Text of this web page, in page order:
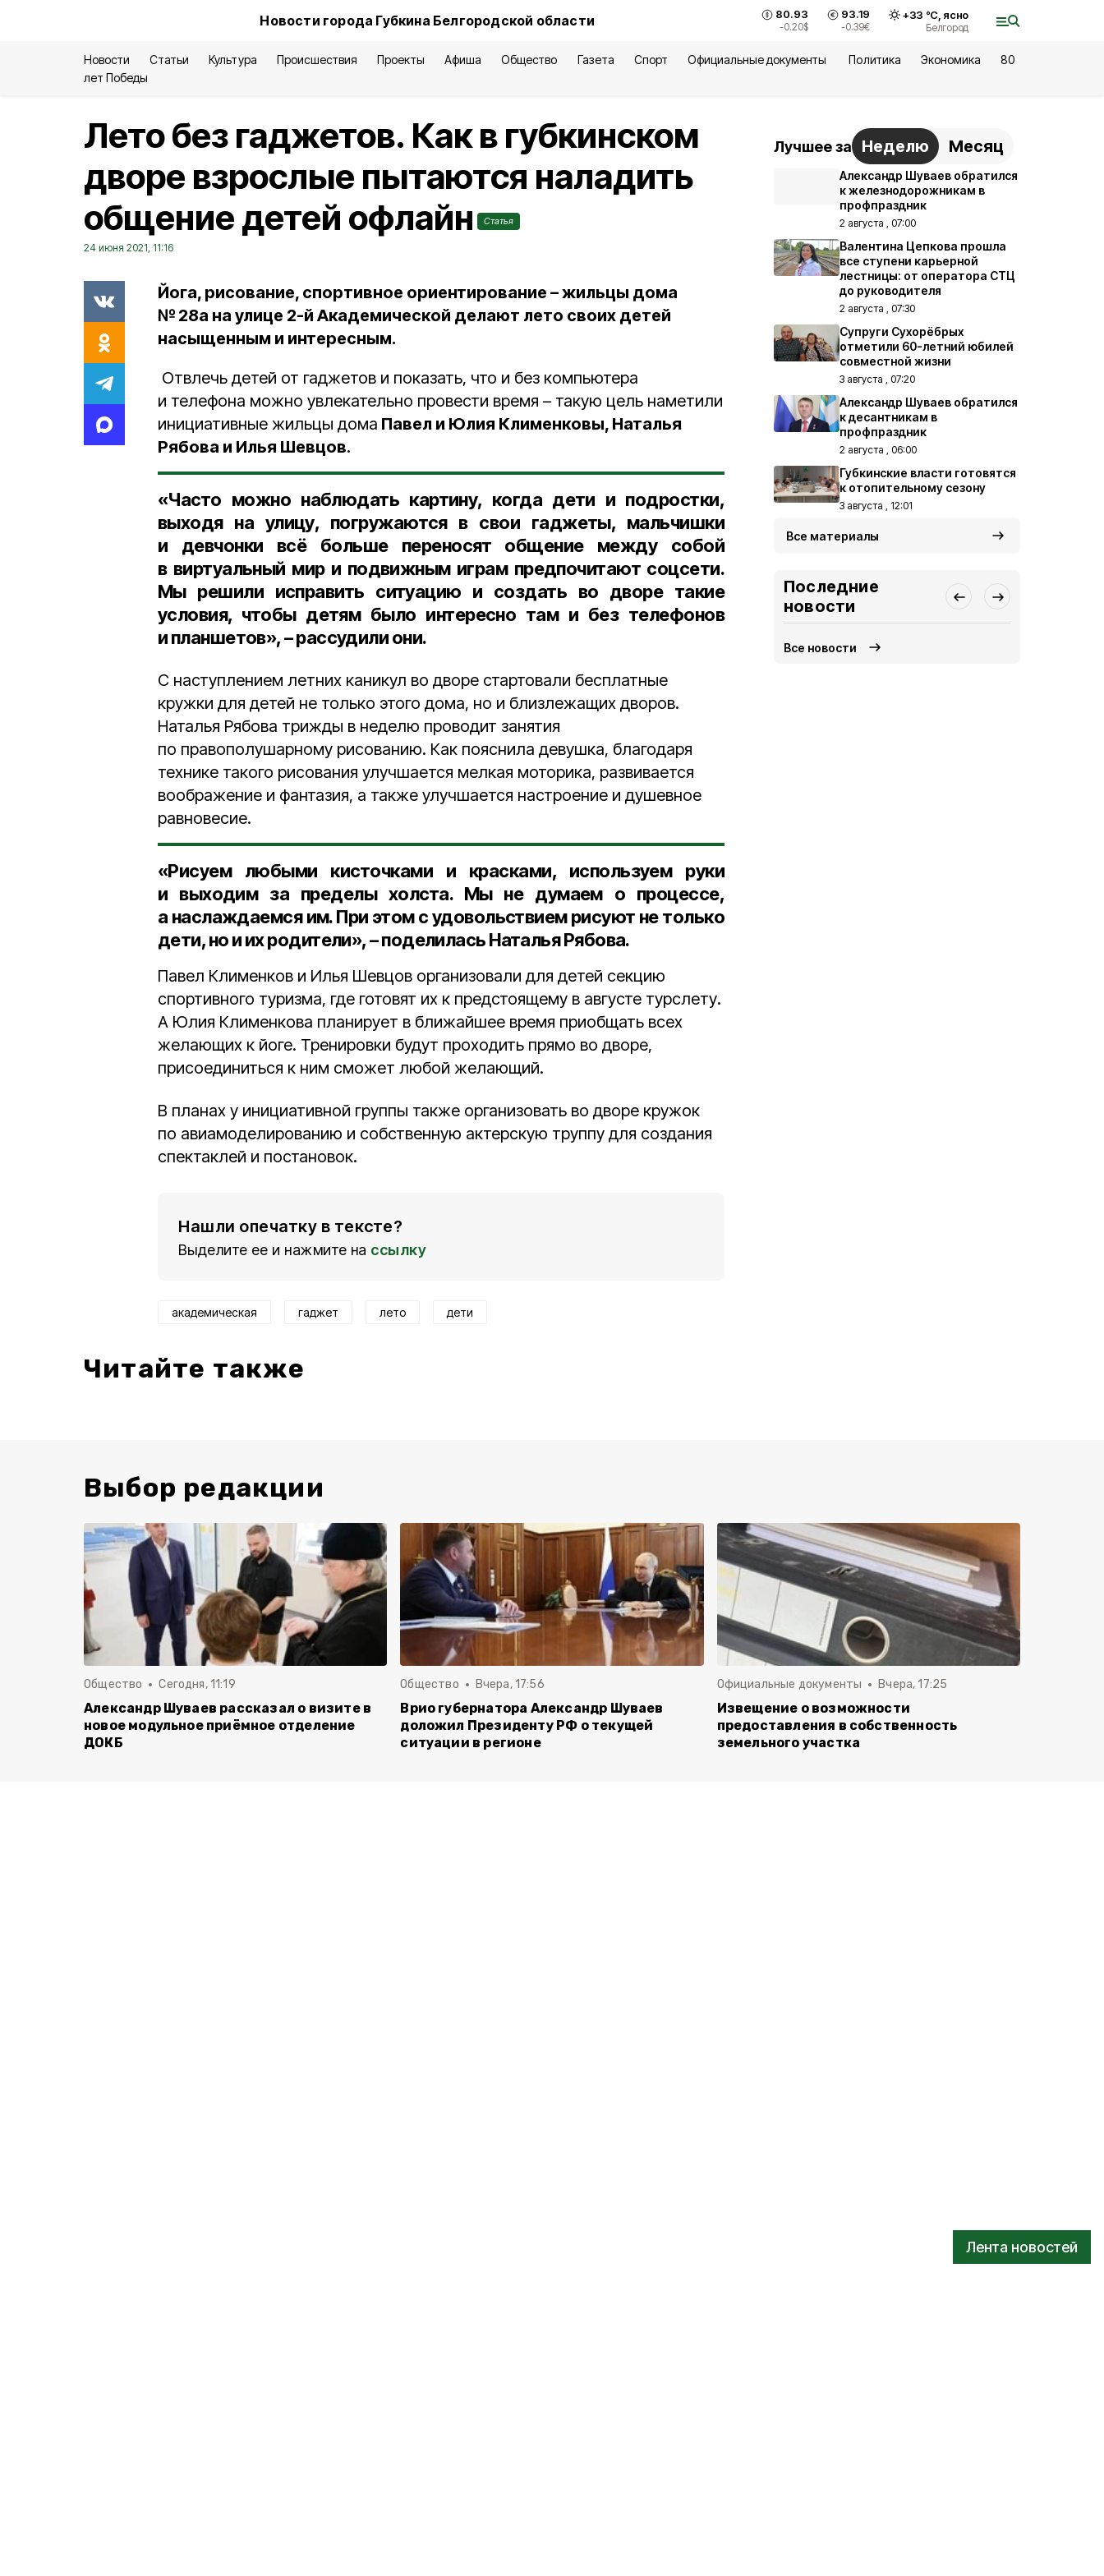
Новости города Губкина Белгородской области 80.93
-0.20$
93.19
-0.39€
+33 °С, ясно
Белгород
Новости Статьи Культура Происшествия Проекты Афиша Общество Газета Спорт Официальные документы Политика Экономика
80
лет Победы
Лента новостей
Лето без гаджетов. Как в губкинском
дворе взрослые пытаются наладить
общение детей офлайн
Статья
24 июня 2021, 11:16
Йога, рисование, спортивное ориентирование – жильцы дома
№ 28а на улице 2-й Академической делают лето своих детей
насыщенным и интересным.
Отвлечь детей от гаджетов и показать, что и без компьютера
и телефона можно увлекательно провести время – такую цель наметили
инициативные жильцы дома Павел и Юлия Клименковы, Наталья
Рябова и Илья Шевцов.
«Часто можно наблюдать картину, когда дети и подростки,
выходя на улицу, погружаются в свои гаджеты, мальчишки
и девчонки всё больше переносят общение между собой
в виртуальный мир и подвижным играм предпочитают соцсети.
Мы решили исправить ситуацию и создать во дворе такие
условия, чтобы детям было интересно там и без телефонов
и планшетов», – рассудили они.
С наступлением летних каникул во дворе стартовали бесплатные
кружки для детей не только этого дома, но и близлежащих дворов.
Наталья Рябова трижды в неделю проводит занятия
по правополушарному рисованию. Как пояснила девушка, благодаря
технике такого рисования улучшается мелкая моторика, развивается
воображение и фантазия, а также улучшается настроение и душевное
равновесие.
«Рисуем любыми кисточками и красками, используем руки
и выходим за пределы холста. Мы не думаем о процессе,
а наслаждаемся им. При этом с удовольствием рисуют не только
дети, но и их родители», – поделилась Наталья Рябова.
Павел Клименков и Илья Шевцов организовали для детей секцию
спортивного туризма, где готовят их к предстоящему в августе турслету.
А Юлия Клименкова планирует в ближайшее время приобщать всех
желающих к йоге. Тренировки будут проходить прямо во дворе,
присоединиться к ним сможет любой желающий.
В планах у инициативной группы также организовать во дворе кружок
по авиамоделированию и собственную актерскую труппу для создания
спектаклей и постановок.
Нашли опечатку в тексте?
Выделите ее и нажмите на ссылку
академическая гаджет лето дети
Читайте также
Лучшее за Неделю Месяц
Александр Шуваев обратился
к железнодорожникам в
профпраздник
2 августа , 07:00
Валентина Цепкова прошла
все ступени карьерной
лестницы: от оператора СТЦ
до руководителя
2 августа , 07:30
Супруги Сухорёбрых
отметили 60-летний юбилей
совместной жизни
3 августа , 07:20
Александр Шуваев обратился
к десантникам в
профпраздник
2 августа , 06:00
Губкинские власти готовятся
к отопительному сезону
3 августа , 12:01
Все материалы
Последние
новости
Все новости
Выбор редакции
Общество Сегодня, 11:19
Александр Шуваев рассказал о визите в
новое модульное приёмное отделение
ДОКБ
Общество Вчера, 17:56
Врио губернатора Александр Шуваев
доложил Президенту РФ о текущей
ситуации в регионе
Официальные документы Вчера, 17:25
Извещение о возможности
предоставления в собственность
земельного участка